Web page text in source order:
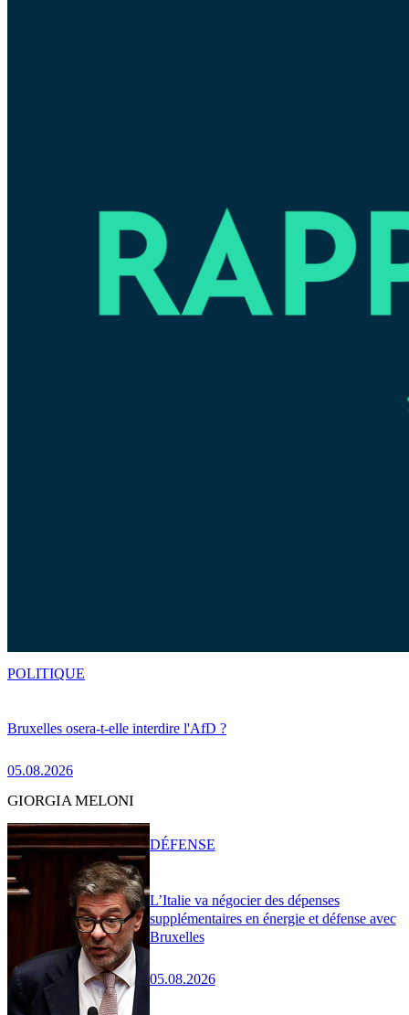
Bruxelles osera-t-elle interdire l'AfD ?
05.08.2026
POLITIQUE
GIORGIA MELONI
L’Italie va négocier des dépenses
supplémentaires en énergie et défense avec
Bruxelles
05.08.2026
DÉFENSE